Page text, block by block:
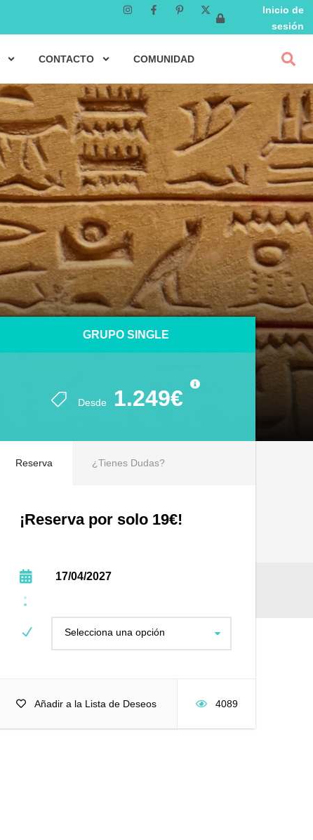
Inicio de
sesión
CONTACTO COMUNIDAD
GRUPO SINGLE
Desde 1.249€
GRUPO SINGLE
Desde 1.249€
Reserva ¿Tienes Dudas?
¡Reserva por solo 19€!
17/04/2027
Selecciona una opción
Añadir a la Lista de Deseos 4089